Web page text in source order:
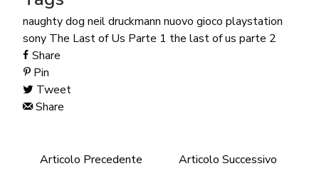
naughty dog neil druckmann nuovo gioco playstation
sony The Last of Us Parte 1 the last of us parte 2
Share
Pin
Tweet
Share
Articolo Precedente
Articolo Successivo